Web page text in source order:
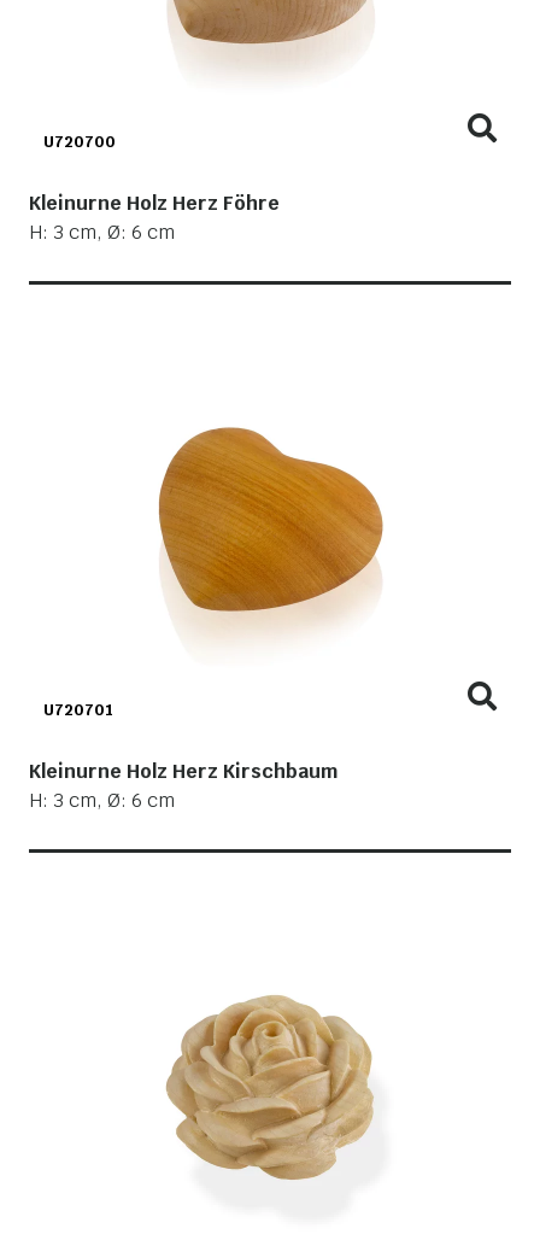
U720700
Kleinurne Holz Herz Föhre
H: 3 cm, Ø: 6 cm
U720701
Kleinurne Holz Herz Kirschbaum
H: 3 cm, Ø: 6 cm